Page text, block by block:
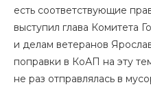
есть соответствующие
выступил глава Комитета
и делам ветеранов
поправки в КоАП на эту
не раз отправлялась в